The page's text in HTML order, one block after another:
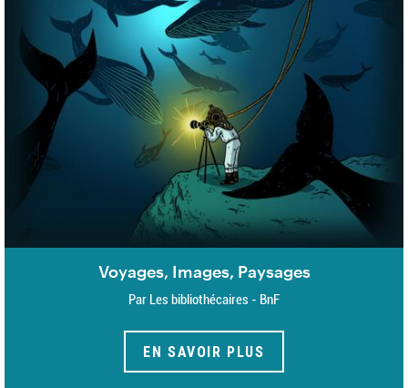
Voyages, Images, Paysages
Par Les bibliothécaires - BnF
EN SAVOIR PLUS